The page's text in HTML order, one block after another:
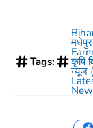
Tags: कृषि
न्यूज़